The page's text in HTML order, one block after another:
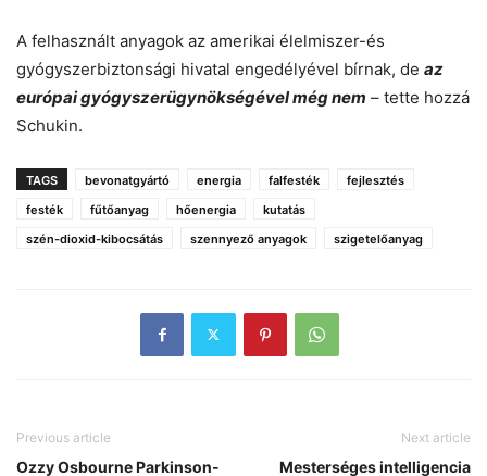
A felhasznált anyagok az amerikai élelmiszer-és
gyógyszerbiztonsági hivatal engedélyével bírnak, de az
európai gyógyszerügynökségével még nem – tette hozzá
Schukin.
TAGS bevonatgyártó energia falfesték
fejlesztés
festék
fűtőanyag hőenergia
kutatás
szén-dioxid-kibocsátás
szennyező anyagok szigetelőanyag
Previous article
Ozzy Osbourne Parkinson-
Next article
Mesterséges intelligencia